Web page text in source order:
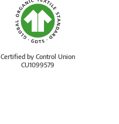
Certified by Control Union
CU1099579